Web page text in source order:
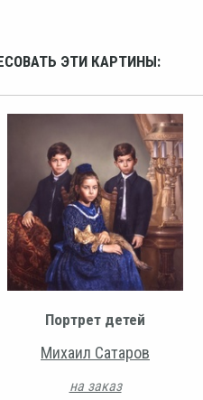
ЭТИ КАРТИНЫ:
Портрет детей
Михаил Сатаров
на заказ